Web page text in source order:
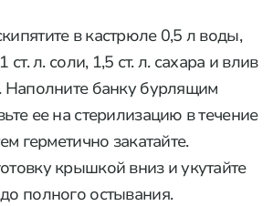
в кастрюле 0,5 л воды,
ст. л. соли, 1,5 ст. л. сахара и влив
Наполните банку бурлящим
ее на стерилизацию в течение
герметично закатайте.
крышкой вниз и укутайте
полного остывания.